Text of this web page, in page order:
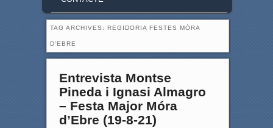
TAG ARCHIVES: REGIDORIA FESTES MÓRA
D'EBRE
Entrevista Montse
Pineda i Ignasi Almagro
– Festa Major Móra
d’Ebre (19-8-21)